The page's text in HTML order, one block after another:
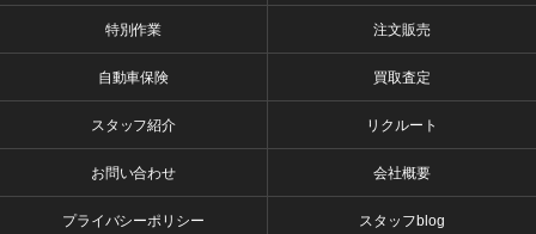
特別作業 注文販売
自動車保険 買取査定
スタッフ紹介 リクルート
お問い合わせ 会社概要
プライバシーポリシー スタッフblog